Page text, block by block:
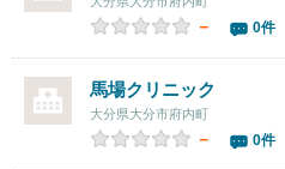
－ 0件
馬場クリニック
大分県大分市府内町
－ 0件